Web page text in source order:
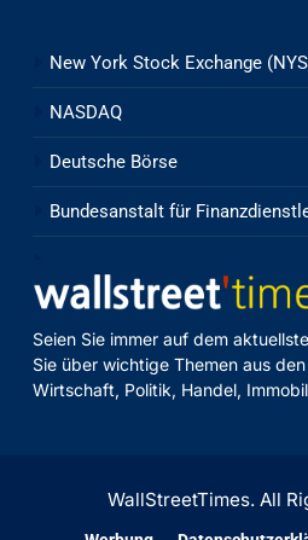
New York Stock Exchange
NASDAQ
Deutsche Börse
Bundesanstalt für
Seien Sie immer auf dem
Sie über wichtige Themen aus
Wirtschaft, Politik, Handel,
WallStreetTimes. All